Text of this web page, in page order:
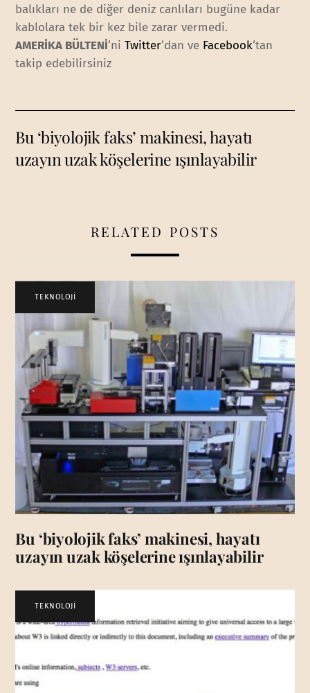
balıkları ne de diğer deniz canlıları bugüne kadar
kablolara tek bir kez bile zarar vermedi.
AMERİKA BÜLTENİ‘niTwitter‘dan ve Facebook‘tan
takip edebilirsiniz
Bu ‘biyolojik faks’ makinesi, hayatı
uzayın uzak köşelerine ışınlayabilir
RELATED POSTS
TEKNOLOJİ
Bu ‘biyolojik faks’ makinesi, hayatı
uzayın uzak köşelerine ışınlayabilir
TEKNOLOJİ